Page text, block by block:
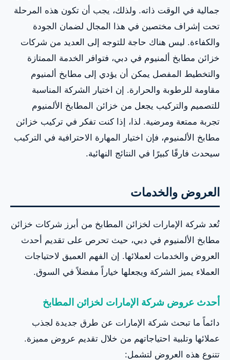
جمالية في الوقت ذاته. ولذلك، يجب أن تكون هذه المرحلة
تحت إشراف مختصين في هذا المجال لضمان الجودة
والكفاءة. ليس هناك حاجة للتوجه إلى العديد من شركات
خزائن مطابخ ألمنيوم في دبي، فتوافر الخدمة الممتازة
والتخطيط المفصل يمكن أن يؤدي إلى مطابخ ألمنيوم
مقاومة للرطوبة والحرارة. إن اختيار الشركة المناسبة
للتصميم والتركيب يجعل من خزائن المطابخ الألمنيوم
تجربة ممتعة ومرضية. لذا، إذا كنت تفكر في تركيب خزائن
مطابخ الألمنيوم، فإن اختيار المهارة الاحترافية في التركيب
سيحدث فارقًا كبيرًا في النتائج النهائية.
العروض والخدمات
تُعد شركة الإمارات لخزائن المطابخ من أبرز شركات خزائن
مطابخ الألمنيوم في دبي، حيث تحرص على تقديم أحدث
العروض والخدمات لعملائها. إن الفهم العميق لاحتياجات
العملاء يميز الشركة ويجعلها خياراً مفضلاً في السوق.
أحدث عروض شركة الإمارات لخزائن المطابخ
دائماً ما تبحث شركة الإمارات عن طرق جديدة لجذب
عملائها وتلبية احتياجاتهم من خلال تقديم عروض مميزة.
تتنوع هذه العروض لتشمل: